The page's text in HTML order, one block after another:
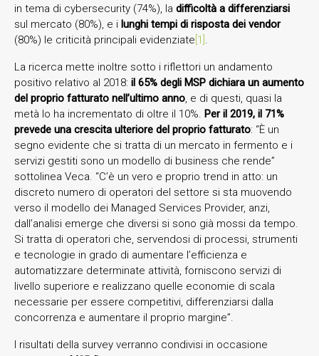
in tema di cybersecurity (74%), la difficoltà a differenziarsi
sul mercato (80%), e i lunghi tempi di risposta dei vendor
(80%) le criticità principali evidenziate [1] .
La ricerca mette inoltre sotto i riflettori un andamento
positivo relativo al 2018: il 65% degli MSP dichiara un aumento
del proprio fatturato nell’ultimo anno, e di questi, quasi la
metà lo ha incrementato di oltre il 10%. Per il 2019, il 71%
prevede una crescita ulteriore del proprio fatturato: “È un
segno evidente che si tratta di un mercato in fermento e i
servizi gestiti sono un modello di business che rende”
sottolinea Veca. “C’è un vero e proprio trend in atto: un
discreto numero di operatori del settore si sta muovendo
verso il modello dei Managed Services Provider, anzi,
dall’analisi emerge che diversi si sono già mossi da tempo.
Si tratta di operatori che, servendosi di processi, strumenti
e tecnologie in grado di aumentare l’efficienza e
automatizzare determinate attività, forniscono servizi di
livello superiore e realizzano quelle economie di scala
necessarie per essere competitivi, differenziarsi dalla
concorrenza e aumentare il proprio margine”.
I risultati della survey verranno condivisi in occasione